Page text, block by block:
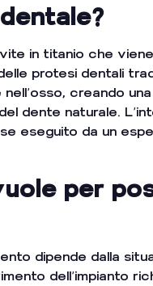
in titanio che
protesi dentali
creando
dente naturale.
eseguito da un
per
dipende dalla
dell’impianto